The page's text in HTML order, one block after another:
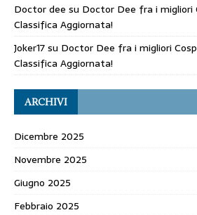
Doctor dee su Doctor Dee fra i migliori
Classifica Aggiornata!
Joker17su Doctor Dee fra i migliori
Classifica Aggiornata!
ARCHIVI
Dicembre 2025
Novembre 2025
Giugno 2025
Febbraio 2025